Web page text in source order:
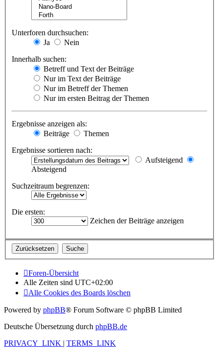
Unterforen durchsuchen:
Ja
Nein
Innerhalb suchen:
Betreff und Text der Beiträge
Nur im Text der Beiträge
Nur im Betreff der Themen
Nur im ersten Beitrag der Themen
Ergebnisse anzeigen als:
Beiträge
Themen
Ergebnisse sortieren nach:
Aufsteigend
Absteigend
Suchzeitraum begrenzen:
Die ersten:
Zeichen der Beiträge anzeigen
Foren-Übersicht
Alle Zeiten sind UTC+02:00
Alle Cookies des Boards löschen
Powered by phpBB® Forum Software © phpBB Limited
Deutsche Übersetzung durch phpBB.de
PRIVACY_LINK | TERMS_LINK